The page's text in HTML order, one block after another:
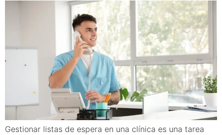
Gestionar listas de espera en una clínica es una tarea